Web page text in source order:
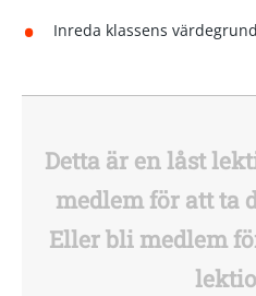
Inreda klassens
Detta är en låst
medlem för att ta
Eller bli medlem